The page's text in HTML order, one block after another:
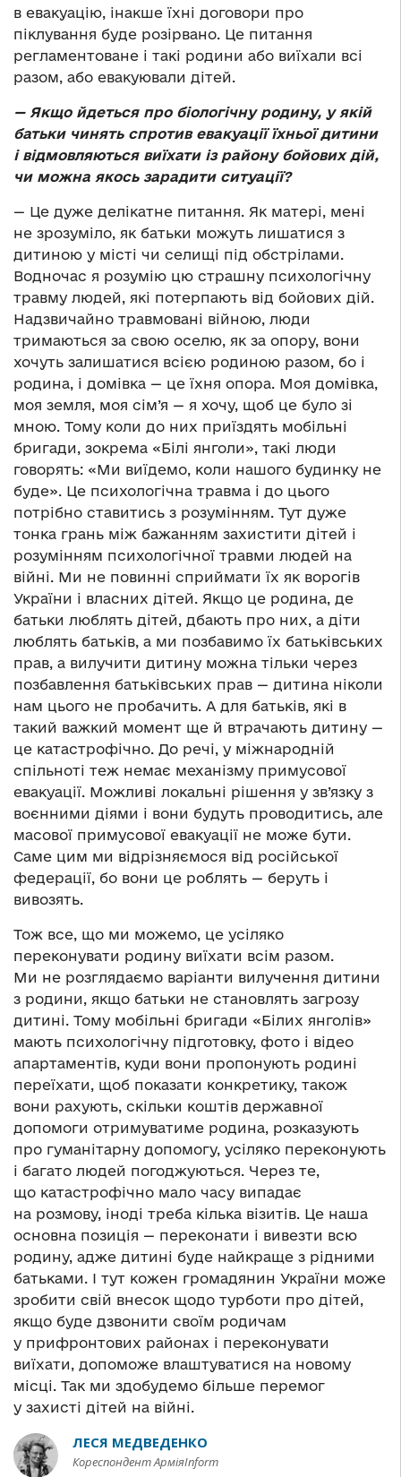
в евакуацію, інакше їхні договори про
піклування буде розірвано. Це питання
регламентоване і такі родини або виїхали всі
разом, або евакуювали дітей.
— Якщо йдеться про біологічну родину, у якій
батьки чинять спротив евакуації їхньої дитини
і відмовляються виїхати із району бойових дій,
чи можна якось зарадити ситуації?
— Це дуже делікатне питання. Як матері, мені
не зрозуміло, як батьки можуть лишатися з
дитиною у місті чи селищі під обстрілами.
Водночас я розумію цю страшну психологічну
травму людей, які потерпають від бойових дій.
Надзвичайно травмовані війною, люди
тримаються за свою оселю, як за опору, вони
хочуть залишатися всією родиною разом, бо і
родина, і домівка — це їхня опора. Моя домівка,
моя земля, моя сім’я — я хочу, щоб це було зі
мною. Тому коли до них приїздять мобільні
бригади, зокрема «Білі янголи», такі люди
говорять: «Ми виїдемо, коли нашого будинку не
буде». Це психологічна травма і до цього
потрібно ставитись з розумінням. Тут дуже
тонка грань між бажанням захистити дітей і
розумінням психологічної травми людей на
війні. Ми не повинні сприймати їх як ворогів
України і власних дітей. Якщо це родина, де
батьки люблять дітей, дбають про них, а діти
люблять батьків, а ми позбавимо їх батьківських
прав, а вилучити дитину можна тільки через
позбавлення батьківських прав — дитина ніколи
нам цього не пробачить. А для батьків, які в
такий важкий момент ще й втрачають дитину —
це катастрофічно. До речі, у міжнародній
спільноті теж немає механізму примусової
евакуації. Можливі локальні рішення у зв’язку з
воєнними діями і вони будуть проводитись, але
масової примусової евакуації не може бути.
Саме цим ми відрізняємося від російської
федерації, бо вони це роблять — беруть і
вивозять.
Тож все, що ми можемо, це усіляко
переконувати родину виїхати всім разом.
Ми не розглядаємо варіанти вилучення дитини
з родини, якщо батьки не становлять загрозу
дитині. Тому мобільні бригади «Білих янголів»
мають психологічну підготовку, фото і відео
апартаментів, куди вони пропонують родині
переїхати, щоб показати конкретику, також
вони рахують, скільки коштів державної
допомоги отримуватиме родина, розказують
про гуманітарну допомогу, усіляко переконують
і багато людей погоджуються. Через те,
що катастрофічно мало часу випадає
на розмову, іноді треба кілька візитів. Це наша
основна позиція — переконати і вивезти всю
родину, адже дитині буде найкраще з рідними
батьками. І тут кожен громадянин України може
зробити свій внесок щодо турботи про дітей,
якщо буде дзвонити своїм родичам
у прифронтових районах і переконувати
виїхати, допоможе влаштуватися на новому
місці. Так ми здобудемо більше перемог
у захисті дітей на війні.
ЛЕСЯ МЕДВЕДЕНКО
Кореспондент АрміяInform